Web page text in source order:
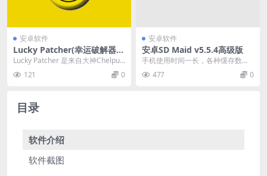
安卓软件
Lucky Patcher(幸运破解器A
PP) v11.7.8 Build 1938
Lucky Patcher 是来自大神ChelpuS
121 0
安卓软件
安卓SD Maid v5.5.4高级版
手机使用时间一长，各种缓存数据
和卸载应用所遗留的垃圾文件就越
积越多，如果不及时清...
477 0
目录
软件介绍
软件截图